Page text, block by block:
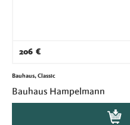
206 €
Bauhaus, Classic
Bauhaus Hampelmann